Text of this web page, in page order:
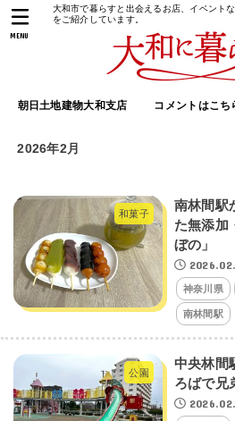
大和市で暮らすと出会えるお店、イベント
をご紹介しています。
朝日土地建物大和支店 コメントはこち
MENU
2026年2月
和菓子
南林間駅
た無添加
ぼの」
神奈川県
南林間駅
公園
中央林間
ろばで兄